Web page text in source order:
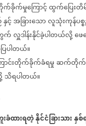
က်ခိုက်မှုကြောင့်ထွက်ပြေးတိ
နှင့်အခြားသောလူသုံးကုန်ပစ္စ
က်လှူဒါန်းနိုင်ခဲ့ပါတယ်လို့ဖေ
ြပါတယ်။
ာင်းတိုက်ခိုက်ခံရမှုဆက်တိုက်
သိရပါတယ်။
ခံထားရတဲ့နိုင်ငံခြားသားနှစ်